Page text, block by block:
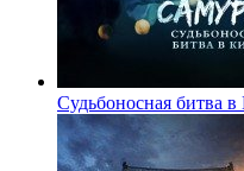
Судьбоносная битва